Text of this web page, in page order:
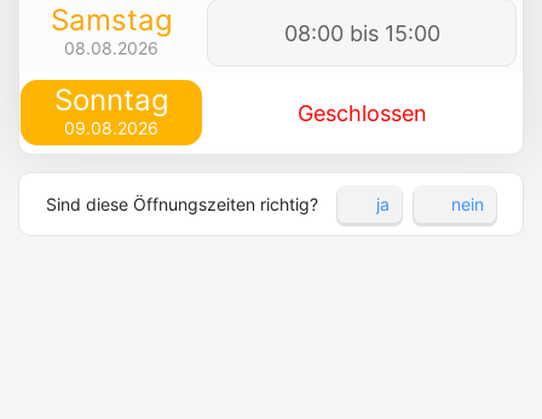
Samstag
08.08.2026
08:00 bis 15:00
Sonntag
09.08.2026
Geschlossen
Sind diese Öffnungszeiten richtig? ja nein